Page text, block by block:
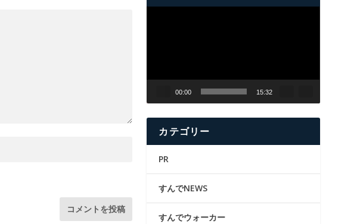
ヤ
00:00 15:32
カテゴリー
PR
すんでNEWS
すんでウォーカー